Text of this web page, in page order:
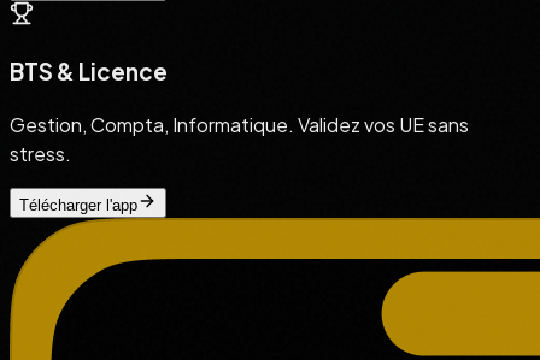
BTS & Licence
Gestion, Compta, Informatique. Validez vos UE sans
stress.
Télécharger l'app